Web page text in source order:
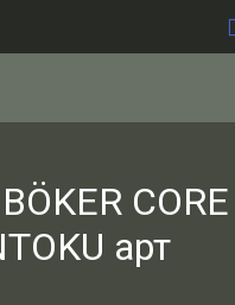
CORE
арт